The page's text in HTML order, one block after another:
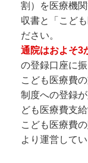
割）を医療機
収書と「こど
ださい。
通院はおよそ3
の登録口座に振
こども医療費
制度への登録
ども医療費支
こども医療費
より運営して